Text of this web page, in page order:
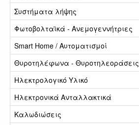
Συστήματα λήψης
Φωτοβολταϊκά - Ανεμογεννήτριες
Smart Home / Αυτοματισμοί
Θυροτηλέφωνα - Θυροτηλεοράσεις
Ηλεκτρολογικό Υλικό
Ηλεκτρονικά Ανταλλακτικά
Καλωδιώσεις